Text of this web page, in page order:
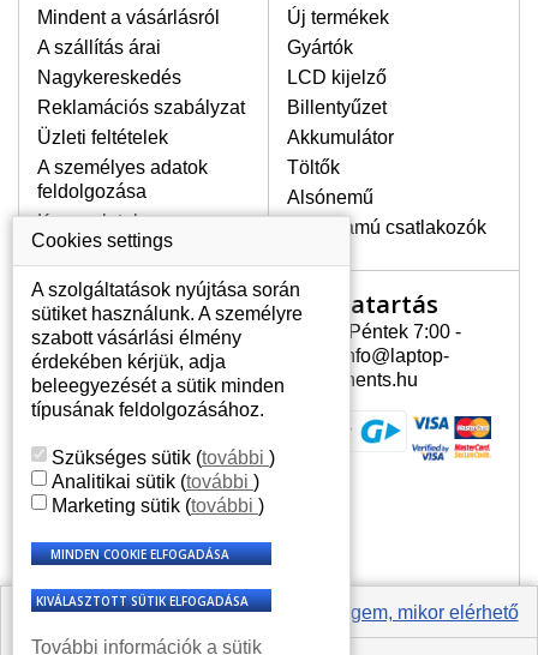
Értesíts engem, mikor elérhető
mechanikai sérüléseket lehet besorolni,
mint pl. széttört vagy megrepedt kijelző.
Továbbá még a függőleges csíkozást,
kijelző sötétségét, villogását vagy
egyenetlen fényességét.
LEGMAGASABB MINŐSÉGŰ
LCD KIJELZŐ!
A raktáron csakis eredeti
jótállás egész ideje alatt a pixelek
hibásodása nélkül, teljesítik az
A+ minőségi kategória igényes
feltételeit.
HOGYAN TUDJA MEGÁLLAPÍTANI
MILYEN KIJELZŐ SZÜKSÉGES A
A kijelzőt a laptop modeljle alapján lehet
kikeresni, amely megjelölés megtalálható
a laptop alulsó részén található címkén
ábrázolva van egy keretben vagy a
billentyűzetnél a vázon is. Abban az
esetben, amennyiben a sérült vagy
megrepedt kijelző le van szerelve, a típus
Mindent a vásárlásról
A szállítás árai
Nagykereskedés
Reklamációs szabályzat
Üzleti feltételek
A személyes adatok
feldolgozása
Kapcsolatok
Új termékek
Gyártók
LCD kijelző
Billentyűzet
Akkumulátor
Töltők
Alsónemű
Erősáramú csatlakozók
Az Ön számlája
Az Ön számlája
Személyes információk
Címek
Nyitvatartás
Hétfõ - Péntek 7:00 -
15:30 info@laptop-
components.hu
Cookies settings
A szolgáltatások nyújtása során
sütiket használunk. A személyre
szabott vásárlási élmény
érdekében kérjük, adja
beleegyezését a sütik minden
típusának feldolgozásához.
Szükséges sütik (további )
Analitikai sütik (további )
Marketing sütik (további )
További információk a sütik